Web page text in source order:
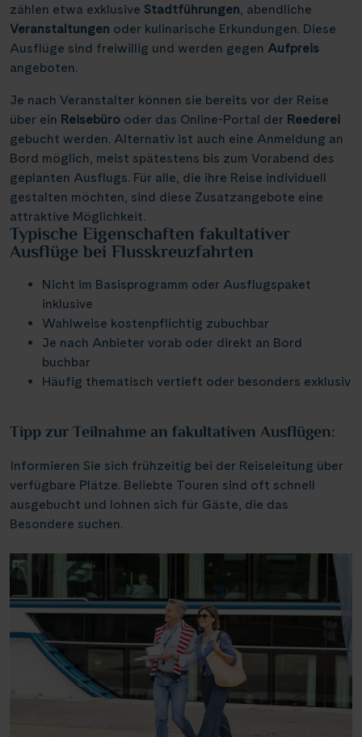
Infos
Kontakt
Reisekalender
Reisekataloge
Newsletter
Kundenlogin
Agenturbereich
WhatsApp Hotline +49 30 346 456 950
zählen etwa exklusive Stadtführungen, abendliche
Veranstaltungen oder kulinarische Erkundungen. Diese
Ausflüge sind freiwillig und werden gegen Aufpreis
angeboten.
Je nach Veranstalter können sie bereits vor der Reise
über ein Reisebüro oder das Online-Portal der Reederei
gebucht werden. Alternativ ist auch eine Anmeldung an
Bord möglich, meist spätestens bis zum Vorabend des
geplanten Ausflugs. Für alle, die ihre Reise individuell
gestalten möchten, sind diese Zusatzangebote eine
attraktive Möglichkeit.
Typische Eigenschaften fakultativer
Ausflüge bei Flusskreuzfahrten
Nicht im Basisprogramm oder Ausflugspaket
inklusive
Wahlweise kostenpflichtig zubuchbar
Je nach Anbieter vorab oder direkt an Bord
buchbar
Häufig thematisch vertieft oder besonders exklusiv
Tipp zur Teilnahme an fakultativen Ausflügen:
Informieren Sie sich frühzeitig bei der Reiseleitung über
verfügbare Plätze. Beliebte Touren sind oft schnell
ausgebucht und lohnen sich für Gäste, die das
Besondere suchen.
Schottland(3)
Serbien
Slowakei(7)
Ungarn(7)
Asien(24)
Havel, Peene & Hunte(20)
Maas & IJsselmeer
Mosel(19)
Neckar(3)
Oder, Ostsee, Nord-Ostsee-Kanal(16)
Oder, Ostsee, Peene (2)
Rhein(85)
Rhône & Saône
Saar(9)
Seine, Oise & Schelde(5)
Spree(5)
Weser, Ems & Hunte (1)
Thurgau Avanti
Thurgau Chopin(35)
Thurgau Gold (18)
Thurgau Prestige(15)
Thurgau Saxonia(26)
Voyage(5)
Naturreise(21)
Rad und Schiff
Rhein in Flammen
Silvester(5)
Tanzreise(1)
Tulpenblüte(8)
Velo und Schiff(2)
Weihnachten(1)
Kreidefelsen Étretat(4)
Käsemarkt Alkmaar
Loreley, Romantischer Rhein(25)
Meyer Werft Papenburg (4)
Nord-Ostsee-Kanal (3)
Pont d’Avignon (5)
Porta Nigra (11)
Reichsburg Cochem
Saarschleife (10)
Schiffshebewerk Niederfinow(15)
Schiffshebewerk Scharnebeck (6)
Schloss Heidelberg(6)
Schloss Schönbrunn(1)
Schlögener Schlinge(2)
St. Georgs-Arm
Stift Melk(7)
Wasserstrassenkreuz Magdeburg(2)
Wasserstrassenkreuz Minden
Lyon(4)
Münster
Nancy(1)
Nürnberg (2)
Paris(5)
Passau (1)
Porto (8)
Potsdam (1)
Stralsund
Stuttgart (1)
Valence(1)
Würzburg (2)